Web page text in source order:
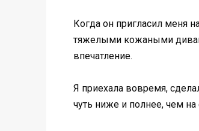
Когда он пригласил меня
тяжелыми кожаными
впечатление.
Я приехала вовремя,
чуть ниже и полнее, чем